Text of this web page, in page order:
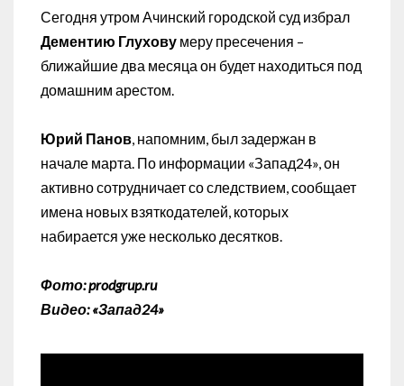
Сегодня утром Ачинский городской суд избрал
Дементию Глухову меру пресечения –
ближайшие два месяца он будет находиться под
домашним арестом.
Юрий Панов, напомним, был задержан в
начале марта. По информации «Запад24», он
активно сотрудничает со следствием, сообщает
имена новых взяткодателей, которых
набирается уже несколько десятков.
Фото: prodgrup.ru
Видео: «Запад24»